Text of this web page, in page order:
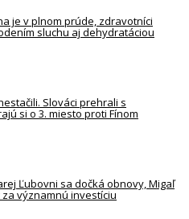
je v plnom prúde, zdravotníci
sluchu aj dehydratáciou
Slováci prehrali s
si o 3. miesto proti Fínom
Ľubovni sa dočká obnovy, Migaľ
významnú investíciu